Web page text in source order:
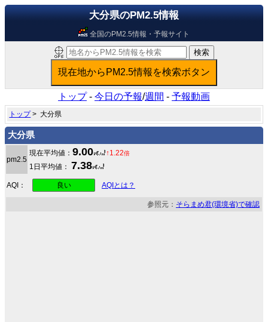
大分県のPM2.5情報
全国のPM2.5情報・予報サイト
トップ- 今日の予報/週間 - 予報動画
トップ> 大分県
大分県
pm2.5
現在平均値： 9.00 ↑1.22倍
1日平均値： 7.38
AQI： 良い AQIとは？
参照元： そらまめ君(環境省)で確認